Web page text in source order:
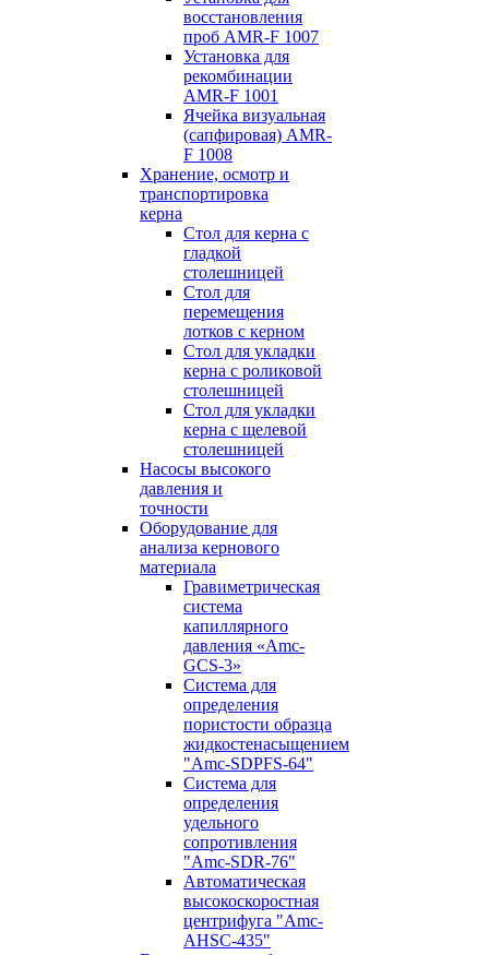
восстановления
проб AMR-F 1007
Установка для
рекомбинации
AMR-F 1001
Ячейка визуальная
(сапфировая) AMR-
F 1008
Хранение, осмотр и
транспортировка
керна
Стол для керна с
гладкой
столешницей
Стол для
перемещения
лотков с керном
Стол для укладки
керна с роликовой
столешницей
Стол для укладки
керна с щелевой
столешницей
Насосы высокого
давления и
точности
Оборудование для
анализа кернового
материала
Гравиметрическая
система
капиллярного
давления «Amc-
GCS-3»
Система для
определения
пористости образца
жидкостенасыщением
"Amc-SDPFS-64"
Система для
определения
удельного
сопротивления
"Amc-SDR-76"
Автоматическая
высокоскоростная
центрифуга "Amc-
AHSC-435"